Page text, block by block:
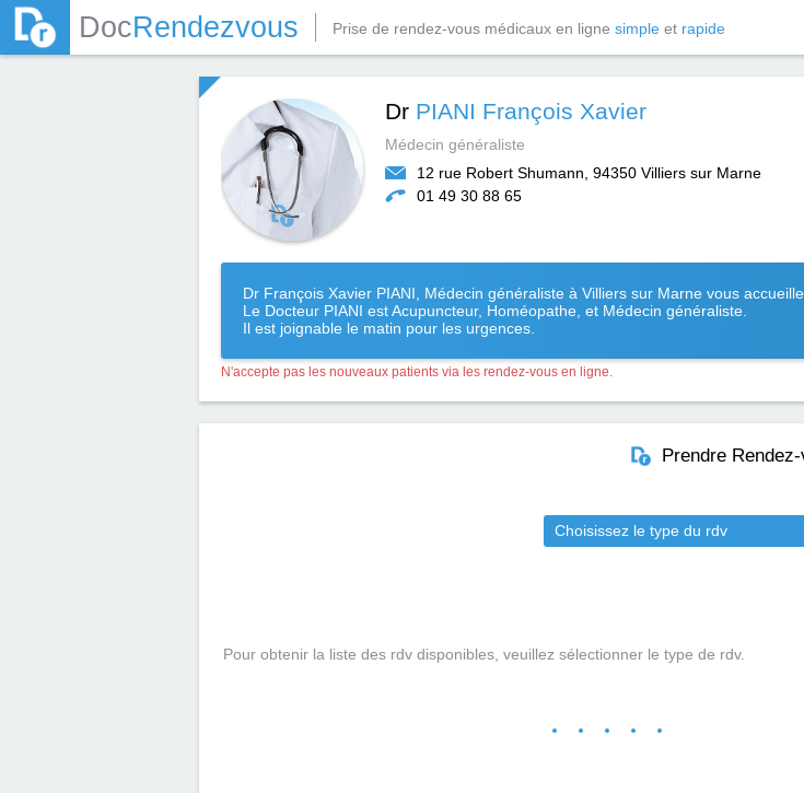
DocRendezvous Prise de rendez-vous médicaux en ligne simple et rapide
Dr PIANI François Xavier
Médecin généraliste
12 rue Robert Shumann, 94350 Villiers sur Marne
01 49 30 88 65
Dr François Xavier PIANI, Médecin généraliste à Villiers sur Marne vous
Le Docteur PIANI est Acupuncteur, Homéopathe, et Médecin généraliste.
Il est joignable le matin pour les urgences.
N'accepte pas les nouveaux patients via les rendez-vous en ligne.
Prendre
Choisissez le type du rdv
Pour obtenir la liste des rdv disponibles, veuillez sélectionner le type de rdv.